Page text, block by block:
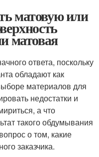
матовую или
матовая
ответа, поскольку
обладают как
материалов для
недостатки и
а что
такого обдумывания
о том, какие
заказчика.